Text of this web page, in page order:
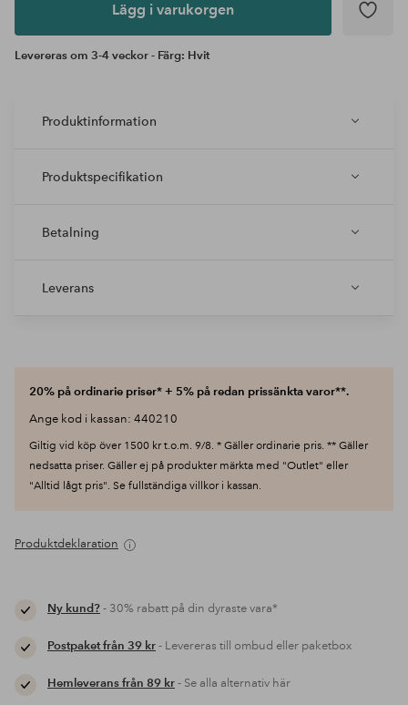
Lägg i varukorgen
Levereras om 3-4 veckor - Färg: Hvit
Produktinformation
Produktspecifikation
Betalning
Leverans
20% på ordinarie priser* + 5% på redan prissänkta varor**.
Ange kod i kassan: 440210
Giltig vid köp över 1500 kr t.o.m. 9/8. * Gäller ordinarie pris. ** Gäller
nedsatta priser. Gäller ej på produkter märkta med "Outlet" eller
"Alltid lågt pris". Se fullständiga villkor i kassan.
Produktdeklaration
Ny kund?- 30% rabatt på din dyraste vara*
Postpaket från 39 kr- Levereras till ombud eller paketbox
Hemleverans från 89 kr- Se alla alternativ här